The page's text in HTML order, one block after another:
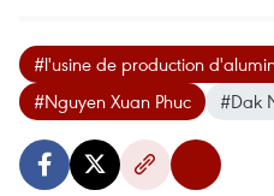
#l'usine de production
#Nguyen Xuan Phuc
#Dak